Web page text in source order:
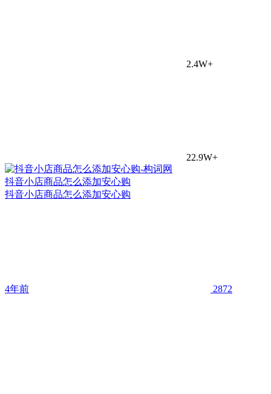
2.4W+
22.9W+
抖音小店商品怎么添加安心购
抖音小店商品怎么添加安心购
4年前 2872